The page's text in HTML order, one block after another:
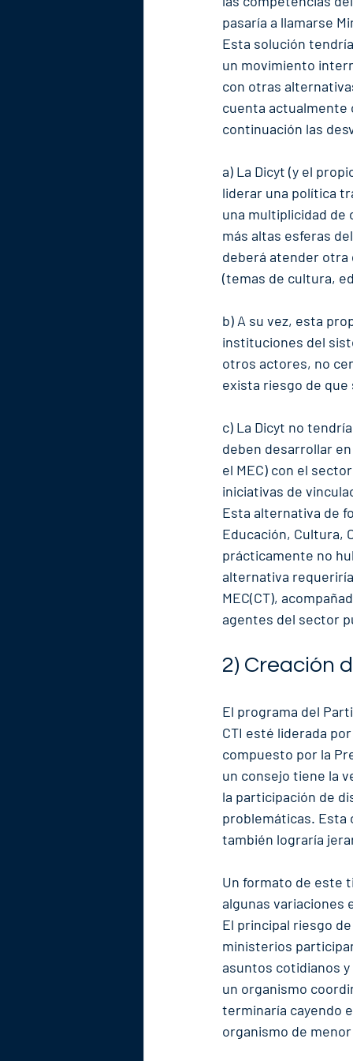
pasaría a llamarse
Esta solución
un movimiento
con otras
cuenta actualmente
continuación las
a) La Dicyt (y el
liderar una política
una multiplicidad de
más altas esferas
deberá atender otra
(temas de cultura,
b) A su vez, esta
instituciones del
otros actores, no
exista riesgo de
c) La Dicyt no
deben desarrollar
el MEC) con el
iniciativas de
Esta alternativa de
Educación, Cultura,
prácticamente no
alternativa
MEC(CT),
agentes del sector
2) Creación
El programa del
CTI esté liderada
compuesto por la
un consejo tiene la
la participación de
problemáticas. Esta
también lograría
Un formato de este
algunas variaciones
El principal riesgo
ministerios
asuntos cotidianos
un organismo
terminaría cayendo
organismo de